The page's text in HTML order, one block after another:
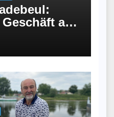
an
auf